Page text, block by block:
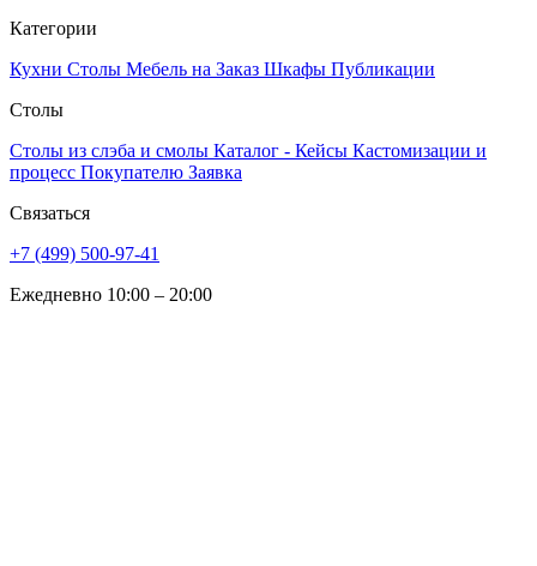
Категории
Кухни Столы Мебель на Заказ Шкафы Публикации
Столы
Столы из слэба и смолы Каталог - Кейсы Кастомизации и
процесс Покупателю Заявка
Связаться
+7 (499) 500-97-41
Ежедневно 10:00 – 20:00